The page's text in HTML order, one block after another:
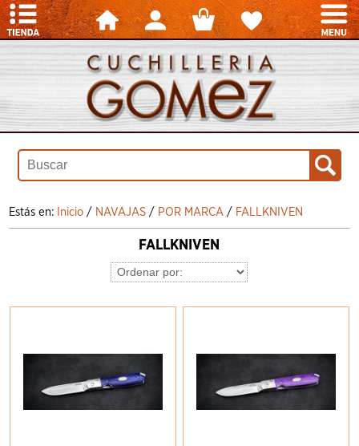
Estás en: Inicio / NAVAJAS / POR MARCA / FALLKNIVEN
FALLKNIVEN